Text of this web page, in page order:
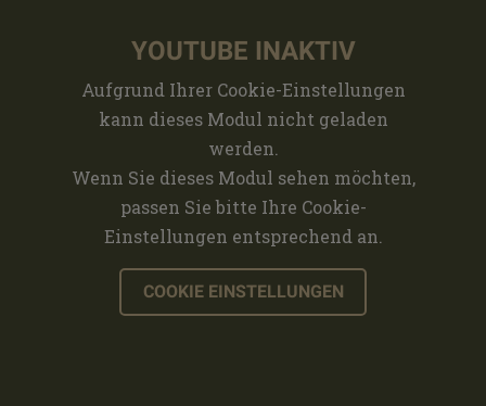
YOUTUBE INAKTIV
Aufgrund Ihrer Cookie-Einstellungen
kann dieses Modul nicht geladen
werden.
Wenn Sie dieses Modul sehen möchten,
passen Sie bitte Ihre Cookie-
Einstellungen entsprechend an.
COOKIE EINSTELLUNGEN